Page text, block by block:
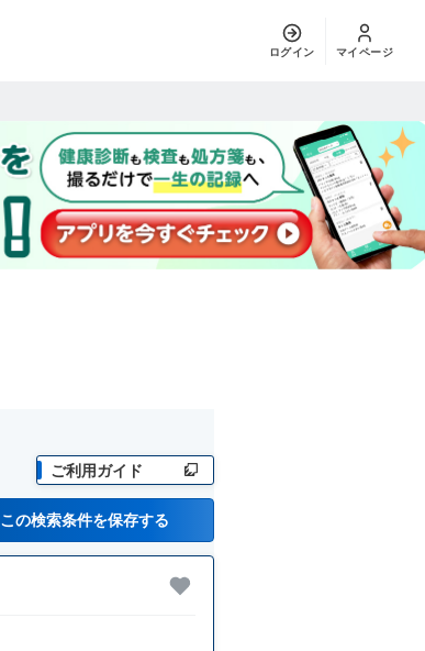
ログイン マイページ
ご利用ガイド
この検索条件を保存する